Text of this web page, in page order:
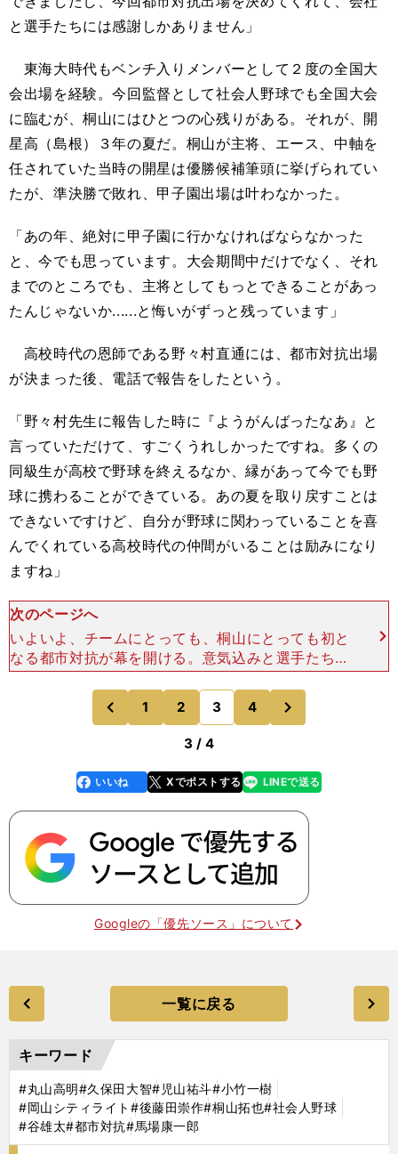
と選手たちには感謝しかありません」
東海大時代もベンチ入りメンバーとして２度の全国大
会出場を経験。今回監督として社会人野球でも全国大会
に臨むが、桐山にはひとつの心残りがある。それが、開
星高（島根）３年の夏だ。桐山が主将、エース、中軸を
任されていた当時の開星は優勝候補筆頭に挙げられてい
たが、準決勝で敗れ、甲子園出場は叶わなかった。
「あの年、絶対に甲子園に行かなければならなかった
と、今でも思っています。大会期間中だけでなく、それ
までのところでも、主将としてもっとできることがあっ
たんじゃないか......と悔いがずっと残っています」
高校時代の恩師である野々村直通には、都市対抗出場
が決まった後、電話で報告をしたという。
「野々村先生に報告した時に『ようがんばったなあ』と
言っていただけて、すごくうれしかったですね。多くの
同級生が高校で野球を終えるなか、縁があって今でも野
球に携わることができている。あの夏を取り戻すことは
できないですけど、自分が野球に関わっていることを喜
んでくれている高校時代の仲間がいることは励みになり
ますね」
次のページへ
いよいよ、チームにとっても、桐山にとっても初と
なる都市対抗が幕を開ける。意気込みと選手たちへ
の期待をこう語る。「年初から『全国大会ベスト
８』をひとつの目標として掲げてきました。そこを
目指して戦ってい
前
のページへ
1 2 3 4
のページへ
3 / 4
faceboo
k
いいね Xでポストする
line LINEで送る
Googleの「優先ソース」について
一覧に戻る
キーワード
#丸山高明#久保田大智#児山祐斗#小竹一樹
#岡山シティライト#後藤田崇作#桐山拓也#社会人野球
#谷雄太#都市対抗#馬場康一郎